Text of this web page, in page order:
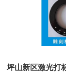
坪山新区激光打